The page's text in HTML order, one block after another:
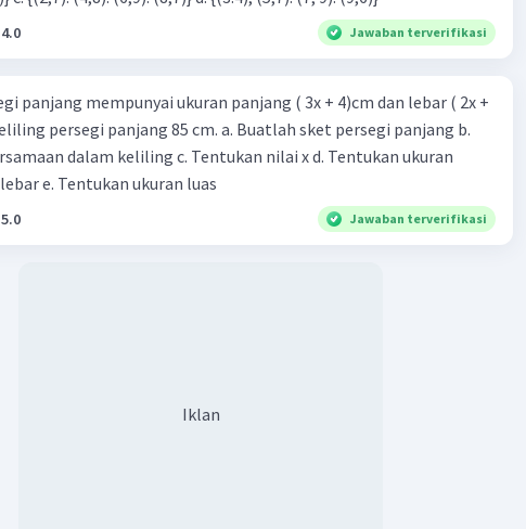
suku kedua (6) dengan suku pertama (2), kita mendapatkan
2 = 3.
mengalikan suku sebelumnya dengan rasio. Jadi, suku kelima
54 * 3 = 162 dan suku keenam adalah 162 * 3 = 486.
suku berikutnya dari barisan 2, 6, 18, 54, .... adalah 162 dan 486.
penjelasan ini membantu kamu 🙂
4.0 Jawaban terverifikasi
panjang mempunyai ukuran panjang ( 3x + 4)cm dan lebar ( 2x +
persegi panjang 85 cm. a. Buatlah sket persegi panjang b.
dalam keliling c. Tentukan nilai x d. Tentukan ukuran
e. Tentukan ukuran luas
5.0 Jawaban terverifikasi
Iklan